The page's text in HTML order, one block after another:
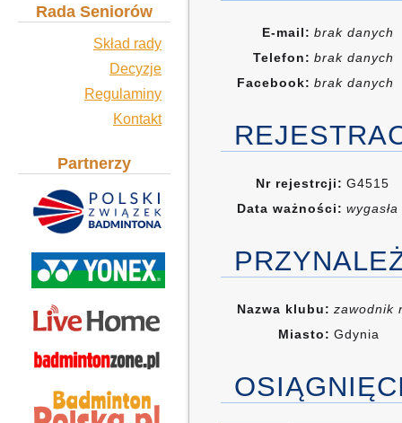
Rada Seniorów
Skład rady
Decyzje
Regulaminy
Kontakt
Partnerzy
E-mail: brak danych
Telefon: brak danych
Facebook: brak danych
Nr rejestrcji: G4515
Data ważności:
Nazwa klubu: zawodnik
Miasto: Gdynia